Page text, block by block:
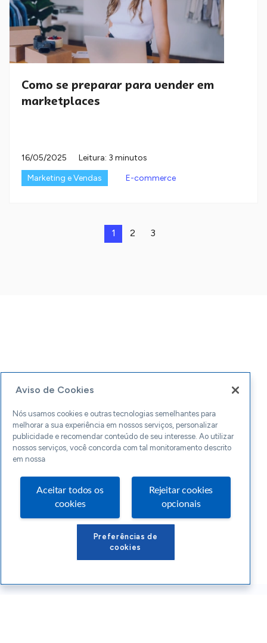
Como se preparar para vender em
marketplaces
16/05/2025
Leitura: 3 minutos
Marketing e Vendas
E-commerce
1 2 3
Aviso de Cookies
Nós usamos cookies e outras tecnologias semelhantes para
melhorar a sua experiência em nossos serviços, personalizar
publicidade e recomendar conteúdo de seu interesse. Ao utilizar
nossos serviços, você concorda com tal monitoramento descrito
em nossa
Aceitar todos os
cookies
Rejeitar cookies
opcionais
Preferências de
cookies